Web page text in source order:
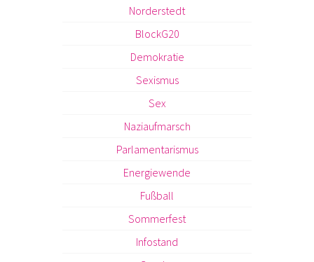
Norderstedt
BlockG20
Demokratie
Sexismus
Sex
Naziaufmarsch
Parlamentarismus
Energiewende
Fußball
Sommerfest
Infostand